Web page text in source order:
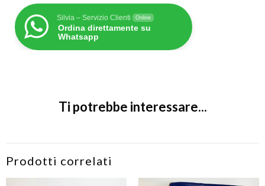
Silvia – Servizio Clienti Online
Ordina direttamente su
Whatsapp
Ti potrebbe interessare...
Prodotti correlati